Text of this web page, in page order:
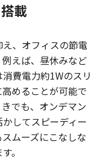
載
、オフィスの節電
えば、昼休みなど
費電力約1Wのスリ
めることが可能で
でも、オンデマン
してスピーディー
ムーズにこなしな
。